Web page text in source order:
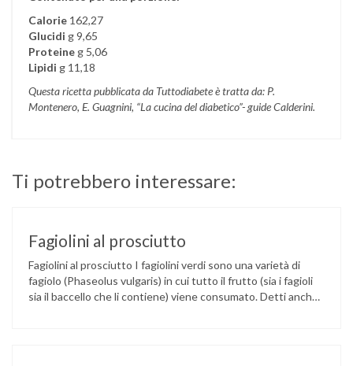
Calorie 162,27
Glucidi g 9,65
Proteine g 5,06
Lipidi g 11,18
Questa ricetta pubblicata da Tuttodiabete è tratta da: P.
Montenero, E. Guagnini, “La cucina del diabetico”- guide Calderini.
Ti potrebbero interessare:
Fagiolini al prosciutto
Fagiolini al prosciutto I fagiolini verdi sono una varietà di
fagiolo (Phaseolus vulgaris) in cui tutto il frutto (sia i fagioli
sia il baccello che li contiene) viene consumato. Detti anche